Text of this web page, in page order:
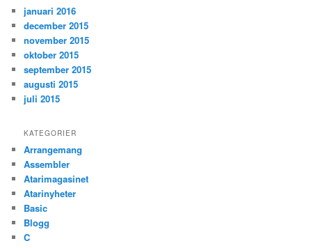
januari 2016
december 2015
november 2015
oktober 2015
september 2015
augusti 2015
juli 2015
KATEGORIER
Arrangemang
Assembler
Atarimagasinet
Atarinyheter
Basic
Blogg
C